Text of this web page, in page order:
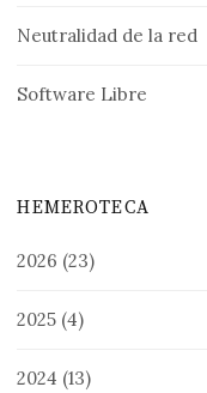
Neutralidad de la red
Software Libre
HEMEROTECA
2026 (23)
2025 (4)
2024 (13)